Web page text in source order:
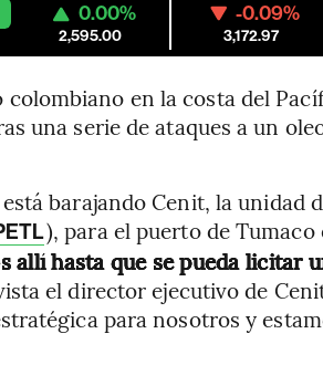
0.00%
2,595.00
-0.09%
3,172.97
en la costa del
una serie de ataques a un
barajando Cenit, la unidad
), para el puerto de
allí hasta que se pueda licitar
el director ejecutivo de
para nosotros y